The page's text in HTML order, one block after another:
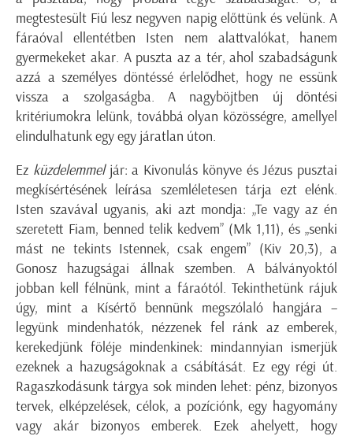
megtestesült Fiú lesz negyven napig előttünk és velünk. A
fáraóval ellentétben Isten nem alattvalókat, hanem
gyermekeket akar. A puszta az a tér, ahol szabadságunk
azzá a személyes döntéssé érlelődhet, hogy ne essünk
vissza a szolgaságba. A nagyböjtben új döntési
kritériumokra lelünk, továbbá olyan közösségre, amellyel
elindulhatunk egy egy járatlan úton.
Ez küzdelemmeljár: a Kivonulás könyve és Jézus pusztai
megkísértésének leírása szemléletesen tárja ezt elénk.
Isten szavával ugyanis, aki azt mondja: „Te vagy az én
szeretett Fiam, benned telik kedvem” (Mk 1,11), és „senki
mást ne tekints Istennek, csak engem” (Kiv 20,3), a
Gonosz hazugságai állnak szemben. A bálványoktól
jobban kell félnünk, mint a fáraótól. Tekinthetünk rájuk
úgy, mint a Kísértő bennünk megszólaló hangjára –
legyünk mindenhatók, nézzenek fel ránk az emberek,
kerekedjünk föléje mindenkinek: mindannyian ismerjük
ezeknek a hazugságoknak a csábítását. Ez egy régi út.
Ragaszkodásunk tárgya sok minden lehet: pénz, bizonyos
tervek, elképzelések, célok, a pozíciónk, egy hagyomány
vagy akár bizonyos emberek. Ezek ahelyett, hogy